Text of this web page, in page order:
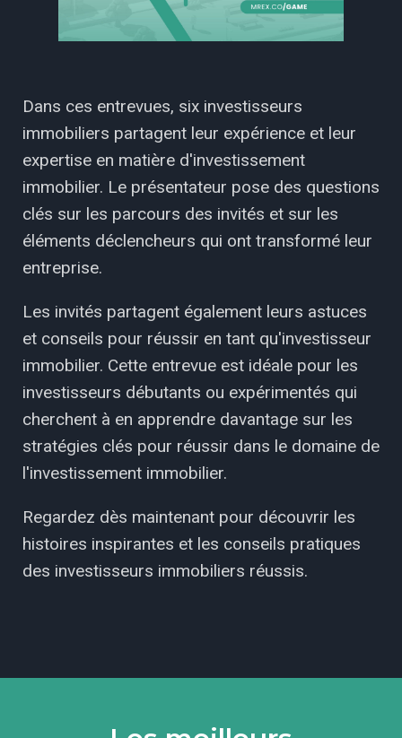
Dans ces entrevues, six investisseurs
immobiliers partagent leur expérience et leur
expertise en matière d'investissement
immobilier. Le présentateur pose des questions
clés sur les parcours des invités et sur les
éléments déclencheurs qui ont transformé leur
entreprise.
Les invités partagent également leurs astuces
et conseils pour réussir en tant qu'investisseur
immobilier. Cette entrevue est idéale pour les
investisseurs débutants ou expérimentés qui
cherchent à en apprendre davantage sur les
stratégies clés pour réussir dans le domaine de
l'investissement immobilier.
Regardez dès maintenant pour découvrir les
histoires inspirantes et les conseils pratiques
des investisseurs immobiliers réussis.